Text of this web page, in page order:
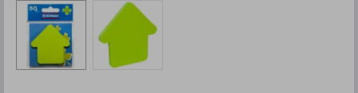
naszą polityką prywatności obowiązującą od 25 maja 2018.
W przypadku użytkowników zalogowanych, aby umożliwić
prawidłową realizację Umowy z Państwem i związane z tym
prawidłowe działanie naszej strony www, a w szczególności